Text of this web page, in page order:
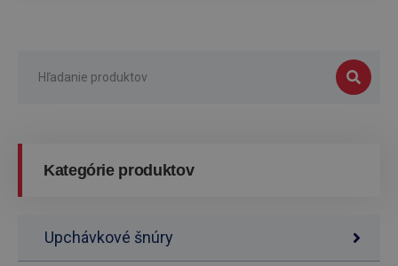
Kategórie produktov
Upchávkové šnúry